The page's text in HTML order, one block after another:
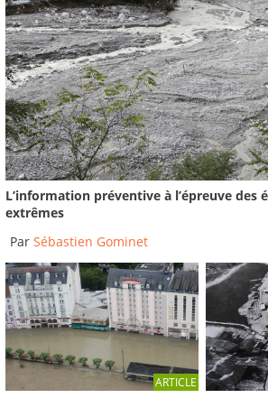
04:01
04:02
Résilience TOUR 2022 -
Exercice Plan...
2023-Institut des Risques
Resilience TOUR 2022
2022-Institut des Risques
L’information préventive à l’épreuve des
extrêmes
Par Sébastien Gominet
ARTICLE